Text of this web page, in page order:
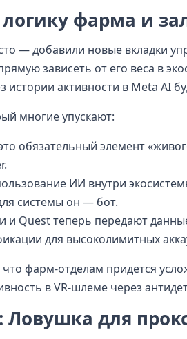
фарма и
— добавили новые вкладки
зависеть от его веса в
истории активности в Meta AI
многие упускают:
обязательный элемент
ИИ внутри
системы он — бот.
и Quest теперь передают
для высоколимитных
что фарм-отделам придется
в VR-шлеме через
Ловушка для